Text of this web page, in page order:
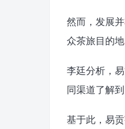
然而，发展
众茶旅目的
李廷分析，
同渠道了解
基于此，易